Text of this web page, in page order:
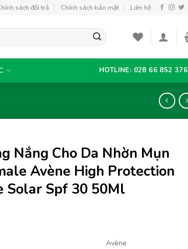
sách đổi trả Chính sách bảo mật Liên hệ
HOTLINE: 028 66 852 376
Nắng Cho Da Nhờn Mụn
Avène High Protection
Solar Spf 30 50Ml
Avène